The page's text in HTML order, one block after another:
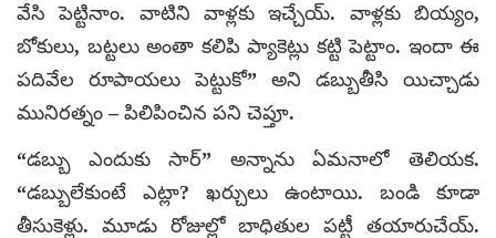
వేసి పెట్టినాం. వాటిని వాళ్లకు ఇచ్చేయ్. వాళ్లకు బియ్యం,
బోకులు, బట్టలు అంతా కలిపి ప్యాకెట్లు కట్టి పెట్టాం. ఇందా ఈ
పదివేల రూపాయలు పెట్టుకో” అని డబ్బుతీసి యిచ్చాడు
మునిరత్నం – పిలిపించిన పని చెప్తూ.
“డబ్బు ఎందుకు సార్” అన్నాను ఏమనాలో తెలియక.
“డబ్బులేకుంటే ఎట్లా? ఖర్చులు ఉంటాయి. బండి కూడా
తీసుకెళ్లు. మూడు రోజుల్లో బాధితుల పట్టీ తయారుచేయ్.